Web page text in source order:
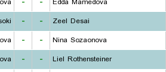
- -
Zeel Desai
- -
Nina Sozaonova
- -
Liel Rothensteiner